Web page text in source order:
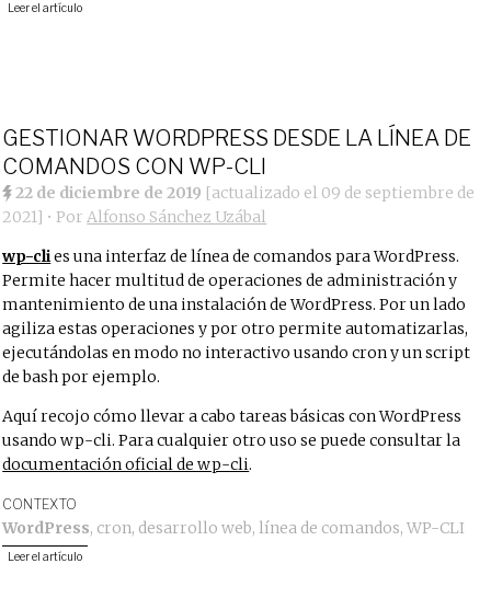
Leer el artículo
GESTIONAR WORDPRESS DESDE LA LÍNEA DE
COMANDOS CON WP-CLI
22 de diciembre de 2019 [actualizado el 09 de septiembre de
2021] • PorAlfonso Sánchez Uzábal
wp-clies una interfaz de línea de comandos para WordPress.
Permite hacer multitud de operaciones de administración y
mantenimiento de una instalación de WordPress. Por un lado
agiliza estas operaciones y por otro permite automatizarlas,
ejecutándolas en modo no interactivo usando cron y un script
de bash por ejemplo.
Aquí recojo cómo llevar a cabo tareas básicas con WordPress
usando wp-cli. Para cualquier otro uso se puede consultar la
documentación oficial de wp-cli.
CONTEXTO
WordPress, cron, desarrollo web,línea de comandos,WP-CLI
Leer el artículo